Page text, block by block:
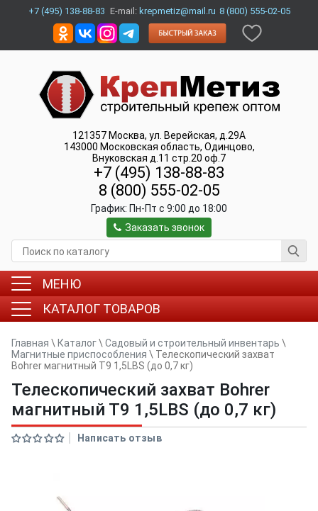
+7 (495) 138-88-83 E-mail: krepmetiz@mail.ru 8 (800) 555-02-05
121357 Москва, ул. Верейская, д.29А
143000 Московская область, Одинцово,
Внуковская д.11 стр.20 оф.7
+7 (495) 138-88-83
8 (800) 555-02-05
График: Пн-Пт c 9:00 до 18:00
Заказать звонок
МЕНЮ
КАТАЛОГ ТОВАРОВ
Главная \ Каталог\ Садовый и строительный инвентарь \
Магнитные приспособления \ Телескопический захват
Bohrer магнитный Т9 1,5LBS (до 0,7 кг)
Телескопический захват Bohrer
магнитный Т9 1,5LBS (до 0,7 кг)
Написать отзыв